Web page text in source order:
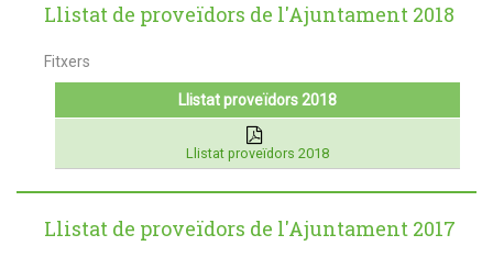
Llistat de proveïdors de l'Ajuntament 2018
Fitxers
Llistat proveïdors 2018
Llistat proveïdors 2018
Llistat de proveïdors de l'Ajuntament 2017